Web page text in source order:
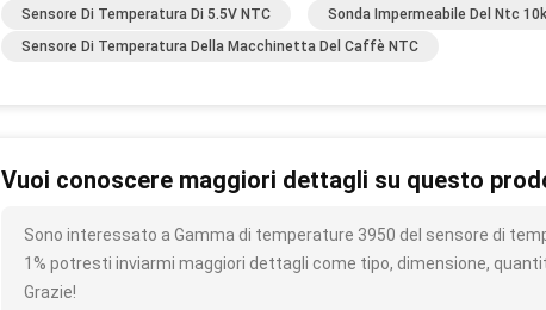
Sensore Di Temperatura Di 5.5V NTC
Sonda Impermeabile Del Ntc 10k
Sensore Di Temperatura Della Macchinetta Del Caffè NTC
Vuoi conoscere maggiori dettagli su questo
Sono interessato a Gamma di temperature 3950 del sensore di
1% potresti inviarmi maggiori dettagli come tipo, dimensione,
Grazie!